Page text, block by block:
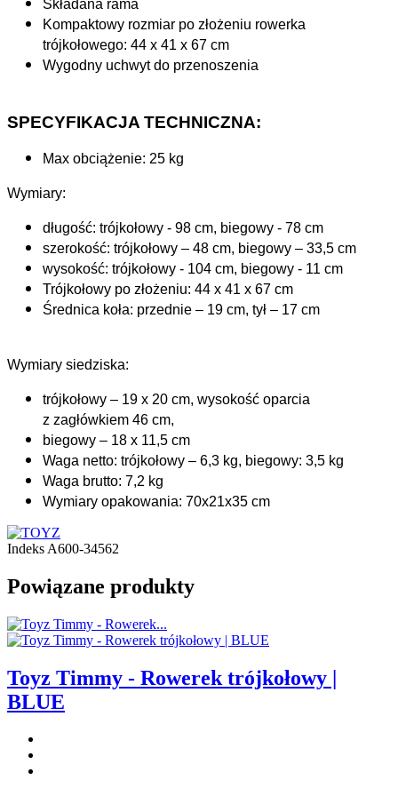
Składana rama
Kompaktowy rozmiar po złożeniu rowerka
trójkołowego: 44 x 41 x 67 cm
Wygodny uchwyt do przenoszenia
SPECYFIKACJA TECHNICZNA:
Max obciążenie: 25 kg
Wymiary:
długość: trójkołowy - 98 cm, biegowy - 78 cm
szerokość: trójkołowy – 48 cm, biegowy – 33,5 cm
wysokość: trójkołowy - 104 cm, biegowy - 11 cm
Trójkołowy po złożeniu: 44 x 41 x 67 cm
Średnica koła: przednie – 19 cm, tył – 17 cm
Wymiary siedziska:
trójkołowy – 19 x 20 cm, wysokość oparcia
z zagłówkiem 46 cm,
biegowy – 18 x 11,5 cm
Waga netto: trójkołowy – 6,3 kg, biegowy: 3,5 kg
Waga brutto: 7,2 kg
Wymiary opakowania: 70x21x35 cm
Indeks A600-34562
Powiązane produkty
Toyz Timmy - Rowerek trójkołowy |
BLUE